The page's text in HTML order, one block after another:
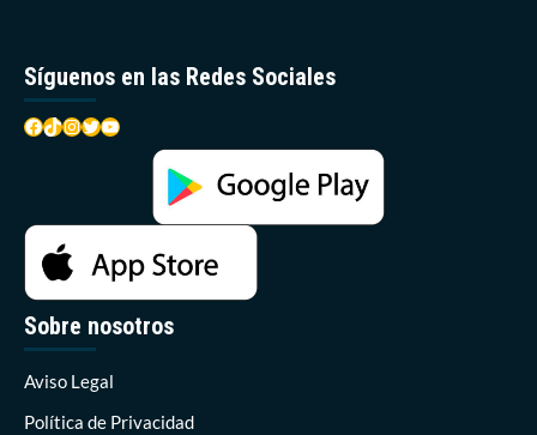
Síguenos en las Redes Sociales
Facebook
TikTok
Instagram
Twitter
YouTube
Sobre nosotros
Aviso Legal
Política de Privacidad